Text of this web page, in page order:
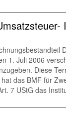
1. Juli 2006
Diese
das BMF für
7 UStG das